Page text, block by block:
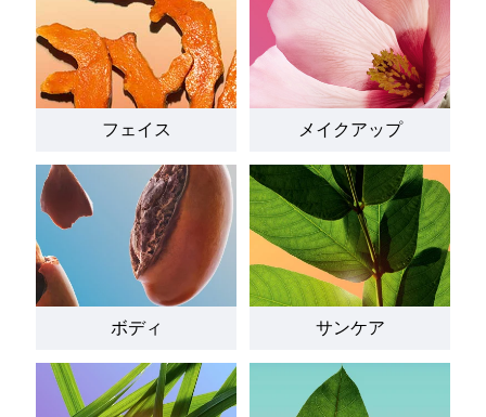
フェイス メイクアップ
ボディ サンケア